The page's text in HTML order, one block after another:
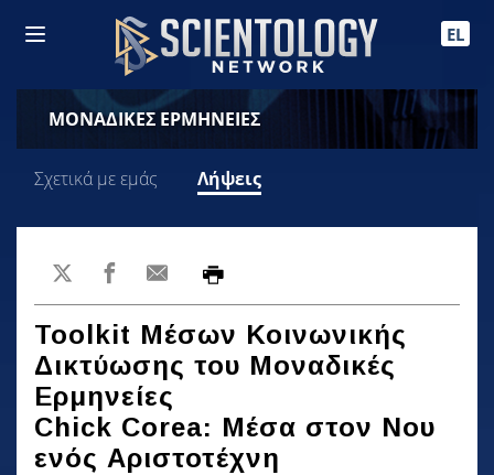
EL
ΜΟΝΑΔΙΚΕΣ ΕΡΜΗΝΕΙΕΣ
Σχετικά με εμάς Λήψεις
Toolkit Μέσων Κοινωνικής
Δικτύωσης του Μοναδικές
Ερμηνείες
Chick Corea: Μέσα στον Νου
ενός Αριστοτέχνη